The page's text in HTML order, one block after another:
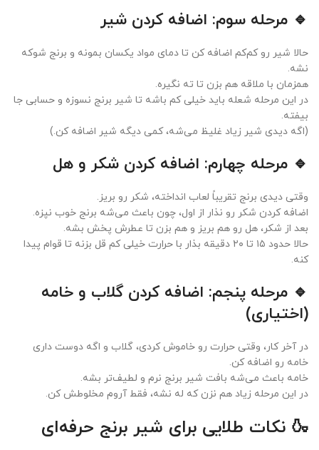
🔹 مرحله سوم: اضافه کردن شیر
حالا شیر رو کم‌کم اضافه کن تا دمای مواد یکسان بمونه و برنج شوکه
نشه.
همزمان با ملاقه هم بزن تا ته نگیره.
در این مرحله شعله باید خیلی کم باشه تا شیر برنج نسوزه و حسابی جا
بیفته.
(اگه دیدی شیر زیاد غلیظ می‌شه، کمی دیگه شیر اضافه کن.)
🔹 مرحله چهارم: اضافه کردن شکر و هل
وقتی دیدی برنج تقریباً لعاب انداخته، شکر رو بریز.
اضافه کردن شکر رو نذار از اول، چون باعث می‌شه برنج خوب نپزه.
بعد از شکر، هل رو هم بریز و هم بزن تا عطرش پخش بشه.
حالا حدود ۱۵ تا ۲۰ دقیقه بذار با حرارت خیلی کم قل بزنه تا قوام پیدا
کنه.
🔹 مرحله پنجم: اضافه کردن گلاب و خامه
(اختیاری)
در آخر کار، وقتی حرارت رو خاموش کردی، گلاب و اگه دوست داری
خامه رو اضافه کن.
خامه باعث می‌شه بافت شیر برنج نرم و لطیف‌تر بشه.
در این مرحله زیاد هم نزن که له نشه، فقط آروم مخلوطش کن.
🍶 نکات طلایی برای شیر برنج حرفه‌ای